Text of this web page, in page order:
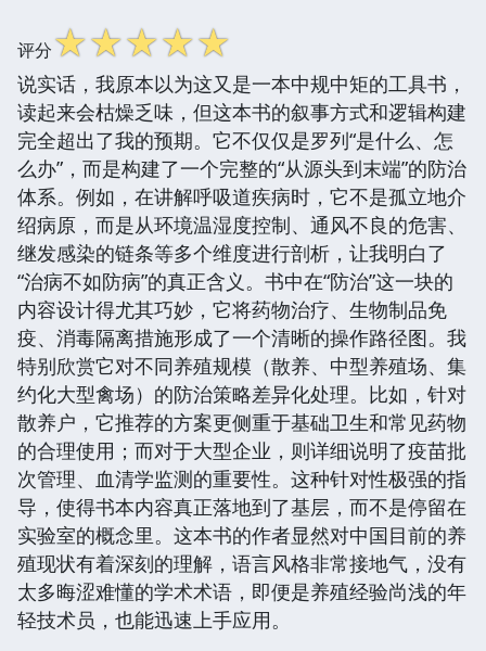
评分☆☆☆☆☆
说实话，我原本以为这又是一本中规中矩的工具书，
读起来会枯燥乏味，但这本书的叙事方式和逻辑构建
完全超出了我的预期。它不仅仅是罗列“是什么、怎
么办”，而是构建了一个完整的“从源头到末端”的防治
体系。例如，在讲解呼吸道疾病时，它不是孤立地介
绍病原，而是从环境温湿度控制、通风不良的危害、
继发感染的链条等多个维度进行剖析，让我明白了
“治病不如防病”的真正含义。书中在“防治”这一块的
内容设计得尤其巧妙，它将药物治疗、生物制品免
疫、消毒隔离措施形成了一个清晰的操作路径图。我
特别欣赏它对不同养殖规模（散养、中型养殖场、集
约化大型禽场）的防治策略差异化处理。比如，针对
散养户，它推荐的方案更侧重于基础卫生和常见药物
的合理使用；而对于大型企业，则详细说明了疫苗批
次管理、血清学监测的重要性。这种针对性极强的指
导，使得书本内容真正落地到了基层，而不是停留在
实验室的概念里。这本书的作者显然对中国目前的养
殖现状有着深刻的理解，语言风格非常接地气，没有
太多晦涩难懂的学术术语，即便是养殖经验尚浅的年
轻技术员，也能迅速上手应用。